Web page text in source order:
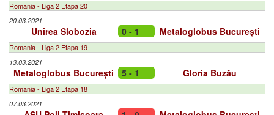
Romania - Liga 2 Etapa 20
20.03.2021
Unirea Slobozia 0 - 1 Metaloglobus București
Romania - Liga 2 Etapa 19
13.03.2021
Metaloglobus București 5 - 1 Gloria Buzău
Romania - Liga 2 Etapa 18
07.03.2021